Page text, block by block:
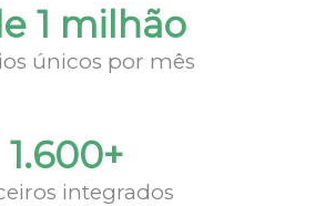
1 milhão
únicos por mês
1.600+
integrados